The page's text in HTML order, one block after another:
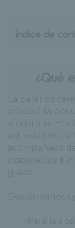
La parálisis
producida por
afecta a la
actividad física.
acompañada
discapacidad
grado.
Existen varios
· Parálisis